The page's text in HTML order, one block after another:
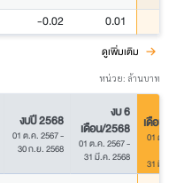
-0.02 0.01
ดูเพิ่มเติม
หน่วย: ล้านบาท
งบปี 2568
01 ต.ค. 2567-
30 ก.ย. 2568
งบ 6
เดือน/2568
01 ต.ค. 2567-
31 มี.ค. 2568
เดือ
01 ต.
31 มี.